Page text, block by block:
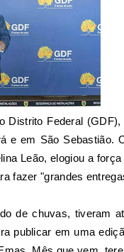
Distrito Federal (GDF),
e em São Sebastião.
Leão, elogiou a
fazer "grandes
de chuvas, tiveram
publicar em uma